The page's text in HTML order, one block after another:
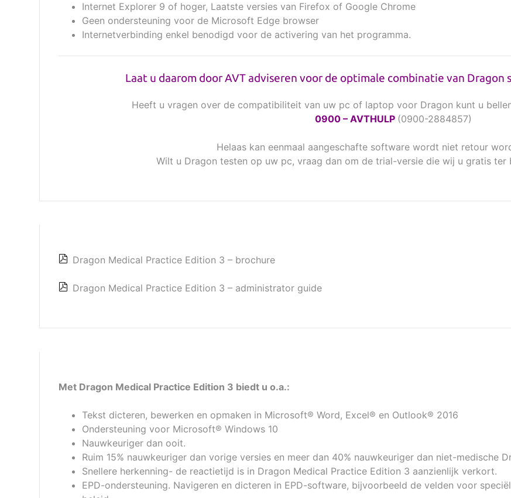
Internet Explorer 9 of hoger, Laatste versies van Firefox of Google Chrome
Geen ondersteuning voor de Microsoft Edge browser
Internetverbinding enkel benodigd voor de activering van het programma.
Laat u daarom door AVT adviseren voor de optimale combinatie van
Heeft u vragen over de compatibiliteit van uw pc of laptop voor Dragon kunt u
0900 – AVTHULP (0900-2884857)
Helaas kan eenmaal aangeschafte software wordt niet retour
Wilt u Dragon testen op uw pc, vraag dan om de trial-versie die wij u gratis ter
Dragon Medical Practice Edition 3 – brochure
Dragon Medical Practice Edition 3 – administrator guide
Met Dragon Medical Practice Edition 3 biedt u o.a.:
Tekst dicteren, bewerken en opmaken in Microsoft® Word, Excel® en Outlook® 2016
Ondersteuning voor Microsoft® Windows 10
Nauwkeuriger dan ooit.
Ruim 15% nauwkeuriger dan vorige versies en meer dan 40% nauwkeuriger dan niet-medische
Snellere herkenning- de reactietijd is in Dragon Medical Practice Edition 3 aanzienlijk verkort.
EPD-ondersteuning. Navigeren en dicteren in EPD-software, bijvoorbeeld de velden voor